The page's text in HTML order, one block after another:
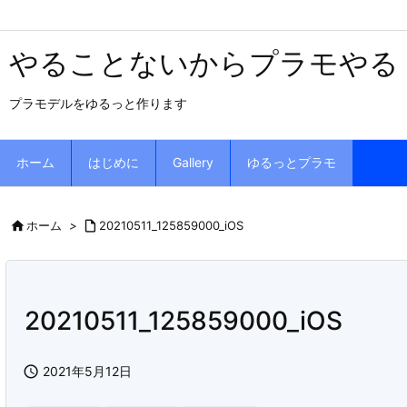
やることないからプラモやる
プラモデルをゆるっと作ります
ホーム はじめに Gallery ゆるっとプラモ
ホーム >  20210511_125859000_iOS
20210511_125859000_iOS
 2021年5月12日